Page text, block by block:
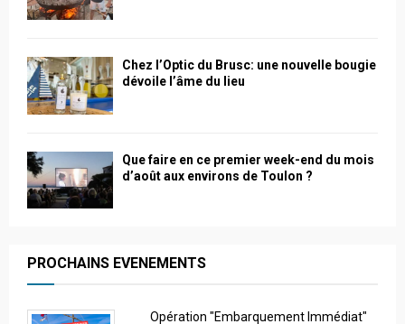
Chez l’Optic du Brusc: une nouvelle bougie
dévoile l’âme du lieu
Que faire en ce premier week-end du mois
d’août aux environs de Toulon ?
PROCHAINS EVENEMENTS
Opération "Embarquement Immédiat"